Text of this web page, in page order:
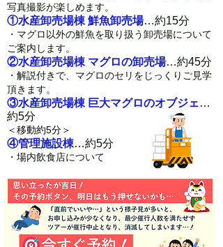
写真撮影が楽しめます。
①水産卸売場棟 鮮魚卸売場…約15分
・マグロ以外の鮮魚を取り扱う卸売場について
ご案内します。
②水産卸売場棟 マグロの卸売場…約45分
・解説付きで、マグロのセリをじっくりご見学
頂きます。
③水産卸売場棟 巨大マグロのオブジェ…
約5分
＜移動約5分＞
④管理施設棟…約5分
・場内飲食店について